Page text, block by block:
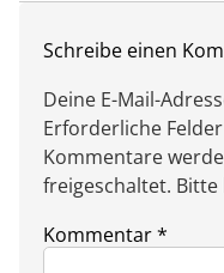
Schreibe einen
Deine E-Mail-
Erforderliche
Kommentare
freigeschaltet. Bitte
Kommentar*